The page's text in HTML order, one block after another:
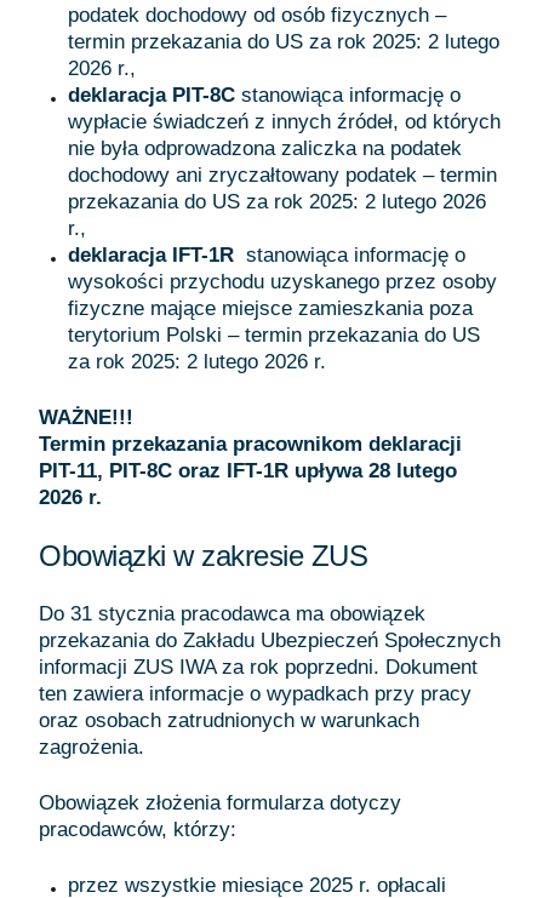
podatek dochodowy od osób fizycznych –
termin przekazania do US za rok 2025: 2 lutego
2026 r.,
deklaracja PIT-8C stanowiąca informację o
wypłacie świadczeń z innych źródeł, od których
nie była odprowadzona zaliczka na podatek
dochodowy ani zryczałtowany podatek – termin
przekazania do US za rok 2025: 2 lutego 2026
r.,
deklaracja IFT-1R stanowiąca informację o
wysokości przychodu uzyskanego przez osoby
fizyczne mające miejsce zamieszkania poza
terytorium Polski – termin przekazania do US
za rok 2025: 2 lutego 2026 r.
WAŻNE!!!
Termin przekazania pracownikom deklaracji
PIT-11, PIT-8C oraz IFT-1R upływa 28 lutego
2026 r.
Obowiązki w zakresie ZUS
Do 31 stycznia pracodawca ma obowiązek
przekazania do Zakładu Ubezpieczeń Społecznych
informacji ZUS IWA za rok poprzedni. Dokument
ten zawiera informacje o wypadkach przy pracy
oraz osobach zatrudnionych w warunkach
zagrożenia.
Obowiązek złożenia formularza dotyczy
pracodawców, którzy:
przez wszystkie miesiące 2025 r. opłacali